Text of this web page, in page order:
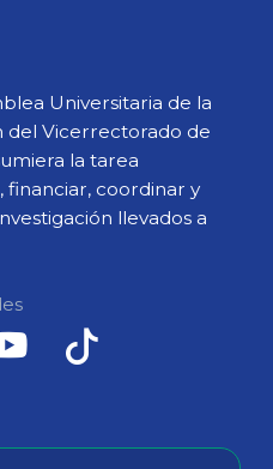
Universitaria de la
del Vicerrectorado de
la tarea
financiar, coordinar y
llevados a